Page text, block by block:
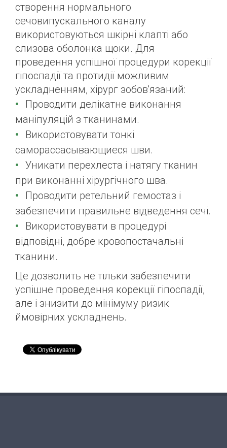
створення нормального
сечовипускального каналу
використовуються шкірні клапті або
слизова оболонка щоки. Для
проведення успішної процедури корекції
гіпоспадії та протидії можливим
ускладненням, хірург зобов'язаний:
Проводити делікатне виконання
маніпуляцій з тканинами.
Використовувати тонкі
саморассасывающиеся шви.
Уникати перехлеста і натягу тканин
при виконанні хірургічного шва.
Проводити ретельний гемостаз і
забезпечити правильне відведення сечі.
Використовувати в процедурі
відповідні, добре кровопостачальні
тканини.
Це дозволить не тільки забезпечити
успішне проведення корекції гіпоспадії,
але і знизити до мінімуму ризик
ймовірних ускладнень.